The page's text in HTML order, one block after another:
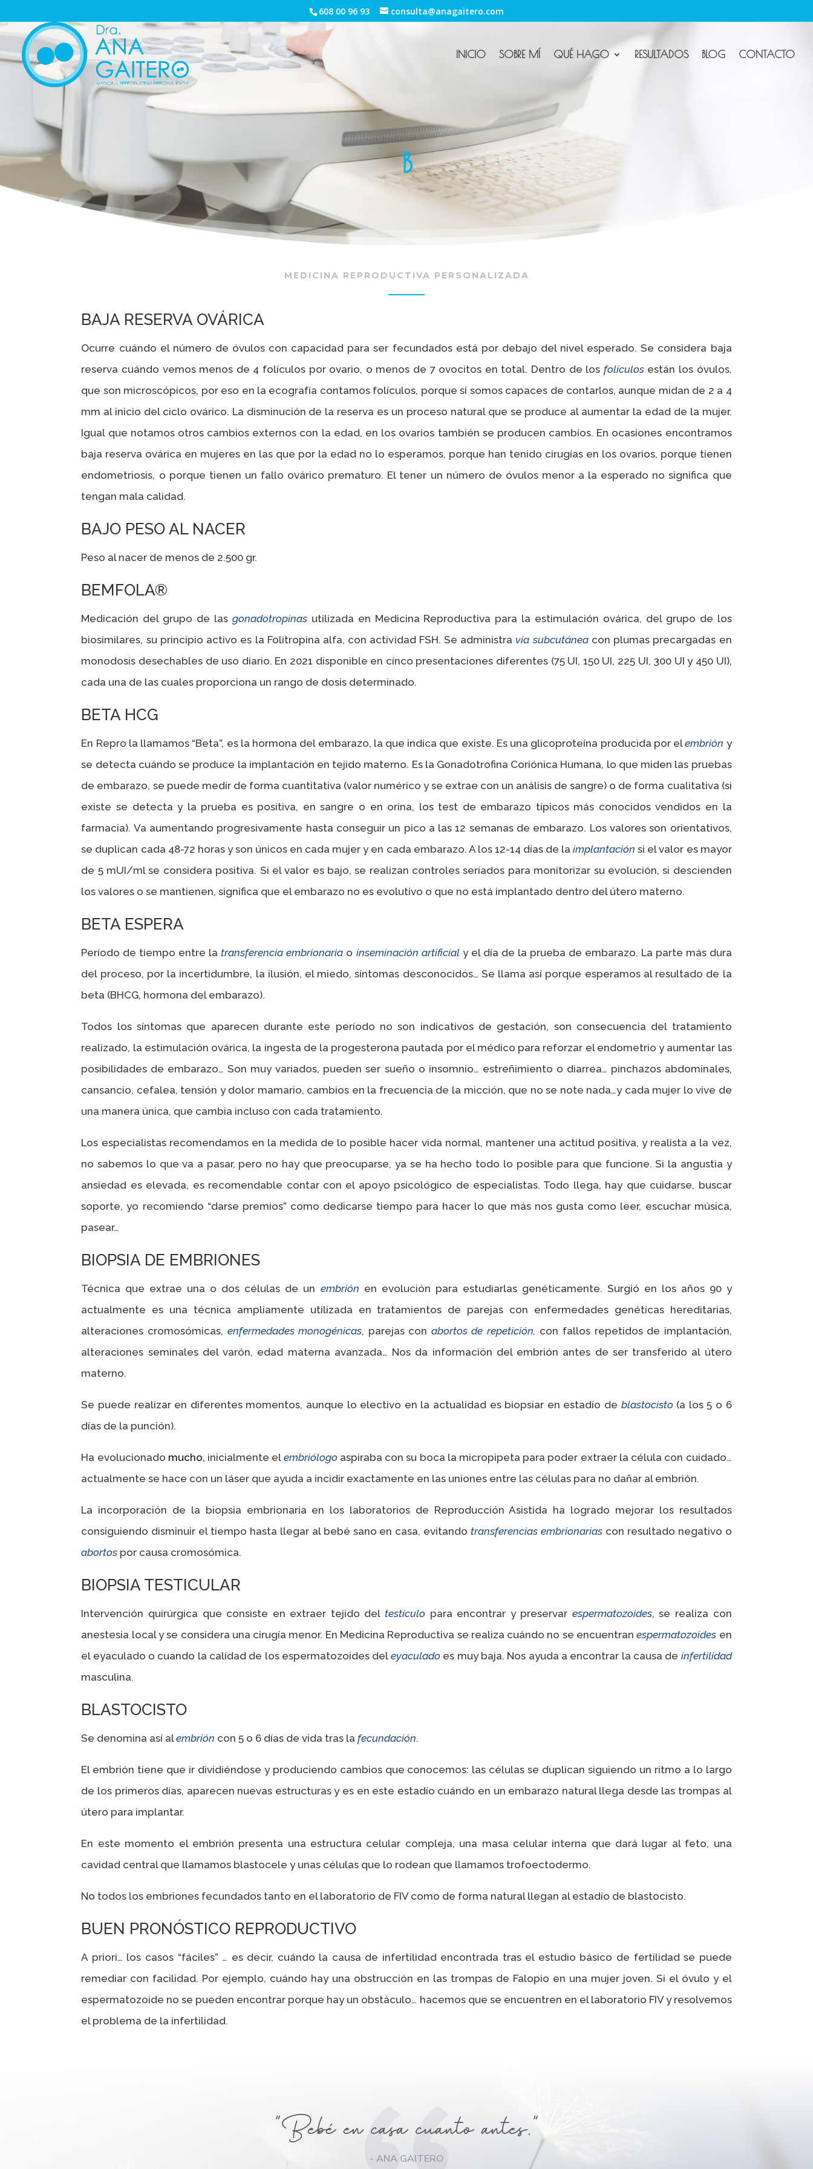
608 00 96 93 consulta@anagaitero.com
INICIO SOBRE MÍ QUÉ HAGO RESULTADOS BLOG CONTACTO
B
MEDICINA REPRODUCTIVA PERSONALIZADA
BAJA RESERVA OVÁRICA
Ocurre cuándo el número de óvulos con capacidad para ser fecundados está por debajo del nivel esperado. Se considera baja
reserva cuándo vemos menos de 4 folículos por ovario, o menos de 7 ovocitos en total. Dentro de los folículos están los óvulos,
que son microscópicos, por eso en la ecografía contamos folículos, porque sí somos capaces de contarlos, aunque midan de 2 a 4
mm al inicio del ciclo ovárico. La disminución de la reserva es un proceso natural que se produce al aumentar la edad de la mujer.
Igual que notamos otros cambios externos con la edad, en los ovarios también se producen cambios. En ocasiones encontramos
baja reserva ovárica en mujeres en las que por la edad no lo esperamos, porque han tenido cirugías en los ovarios, porque tienen
endometriosis, o porque tienen un fallo ovárico prematuro. El tener un número de óvulos menor a la esperado no significa que
tengan mala calidad.
BAJO PESO AL NACER
Peso al nacer de menos de 2.500 gr.
BEMFOLA®
Medicación del grupo de las gonadotropinas utilizada en Medicina Reproductiva para la estimulación ovárica, del grupo de los
biosimilares, su principio activo es la Folitropina alfa, con actividad FSH. Se administra vía subcutáneacon plumas precargadas en
monodosis desechables de uso diario. En 2021 disponible en cinco presentaciones diferentes (75 UI, 150 UI, 225 UI, 300 UI y 450 UI),
cada una de las cuales proporciona un rango de dosis determinado.
BETA HCG
En Repro la llamamos “Beta”, es la hormona del embarazo, la que indica que existe. Es una glicoproteína producida por elembrión y
se detecta cuándo se produce la implantación en tejido materno. Es la Gonadotrofina Coriónica Humana, lo que miden las pruebas
de embarazo, se puede medir de forma cuantitativa (valor numérico y se extrae con un análisis de sangre) o de forma cualitativa (si
existe se detecta y la prueba es positiva, en sangre o en orina, los test de embarazo típicos más conocidos vendidos en la
farmacia). Va aumentando progresivamente hasta conseguir un pico a las 12 semanas de embarazo. Los valores son orientativos,
se duplican cada 48-72 horas y son únicos en cada mujer y en cada embarazo. A los 12-14 días de laimplantación si el valor es mayor
de 5 mUI/ml se considera positiva. Si el valor es bajo, se realizan controles seriados para monitorizar su evolución, si descienden
los valores o se mantienen, significa que el embarazo no es evolutivo o que no está implantado dentro del útero materno.
BETA ESPERA
Período de tiempo entre latransferencia embrionaria o inseminación artificialy el día de la prueba de embarazo. La parte más dura
del proceso, por la incertidumbre, la ilusión, el miedo, síntomas desconocidos… Se llama así porque esperamos al resultado de la
beta (BHCG, hormona del embarazo).
Todos los síntomas que aparecen durante este período no son indicativos de gestación, son consecuencia del tratamiento
realizado, la estimulación ovárica, la ingesta de la progesterona pautada por el médico para reforzar el endometrio y aumentar las
posibilidades de embarazo… Son muy variados, pueden ser sueño o insomnio… estreñimiento o diarrea… pinchazos abdominales,
cansancio, cefalea, tensión y dolor mamario, cambios en la frecuencia de la micción, que no se note nada…y cada mujer lo vive de
una manera única, que cambia incluso con cada tratamiento.
Los especialistas recomendamos en la medida de lo posible hacer vida normal, mantener una actitud positiva, y realista a la vez,
no sabemos lo que va a pasar, pero no hay que preocuparse, ya se ha hecho todo lo posible para que funcione. Si la angustia y
ansiedad es elevada, es recomendable contar con el apoyo psicológico de especialistas. Todo llega, hay que cuidarse, buscar
soporte, yo recomiendo “darse premios” como dedicarse tiempo para hacer lo que más nos gusta como leer, escuchar música,
pasear…
BIOPSIA DE EMBRIONES
Técnica que extrae una o dos células de un embrión en evolución para estudiarlas genéticamente. Surgió en los años 90 y
actualmente es una técnica ampliamente utilizada en tratamientos de parejas con enfermedades genéticas hereditarias,
alteraciones cromosómicas, enfermedades monogénicas, parejas con abortos de repetición, con fallos repetidos de implantación,
alteraciones seminales del varón, edad materna avanzada… Nos da información del embrión antes de ser transferido al útero
materno.
Se puede realizar en diferentes momentos, aunque lo electivo en la actualidad es biopsiar en estadío de blastocisto(a los 5 o 6
días de la punción).
Ha evolucionado mucho, inicialmente el embriólogoaspiraba con su boca la micropipeta para poder extraer la célula con cuidado…
actualmente se hace con un láser que ayuda a incidir exactamente en las uniones entre las células para no dañar al embrión.
La incorporación de la biopsia embrionaria en los laboratorios de Reproducción Asistida ha logrado mejorar los resultados
consiguiendo disminuir el tiempo hasta llegar al bebé sano en casa, evitandotransferencias embrionarias con resultado negativo o
abortos por causa cromosómica.
BIOPSIA TESTICULAR
Intervención quirúrgica que consiste en extraer tejido del testículo para encontrar y preservar espermatozoides, se realiza con
anestesia local y se considera una cirugía menor. En Medicina Reproductiva se realiza cuándo no se encuentranespermatozoides en
el eyaculado o cuando la calidad de los espermatozoides del eyaculadoes muy baja. Nos ayuda a encontrar la causa de infertilidad
masculina.
BLASTOCISTO
Se denomina así alembrión con 5 o 6 días de vida tras lafecundación.
El embrión tiene que ir dividiéndose y produciendo cambios que conocemos: las células se duplican siguiendo un ritmo a lo largo
de los primeros días, aparecen nuevas estructuras y es en este estadío cuándo en un embarazo natural llega desde las trompas al
útero para implantar.
En este momento el embrión presenta una estructura celular compleja, una masa celular interna que dará lugar al feto, una
cavidad central que llamamos blastocele y unas células que lo rodean que llamamos trofoectodermo.
No todos los embriones fecundados tanto en el laboratorio de FIV como de forma natural llegan al estadío de blastocisto.
BUEN PRONÓSTICO REPRODUCTIVO
A priori… los casos “fáciles” … es decir, cuándo la causa de infertilidad encontrada tras el estudio básico de fertilidad se puede
remediar con facilidad. Por ejemplo, cuándo hay una obstrucción en las trompas de Falopio en una mujer joven. Si el óvulo y el
espermatozoide no se pueden encontrar porque hay un obstáculo… hacemos que se encuentren en el laboratorio FIV y resolvemos
el problema de la infertilidad.
"Bebé en casa cuanto antes."
- ANA GAITERO